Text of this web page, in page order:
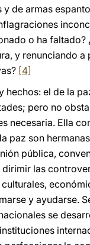
de armas
o ha faltado?
y renunciando a
[4]
el de la
pero no
necesaria. Ella
paz son
pública,
las
y ayudarse.
se